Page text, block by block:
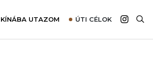
KÍNÁBA UTAZOM ÚTI CÉLOK